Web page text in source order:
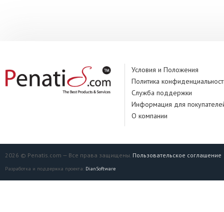
Условия и Положения
Политика
Служба поддержки
Информация для
О компании
2026 © Penatis.com — Все права защищены. Пользовательское соглашение
Разработка и поддержка проекта: DianSoftware